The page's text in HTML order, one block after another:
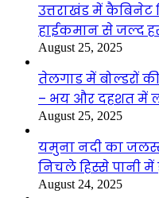
उत्तराखंड में कैबिनेट
हाईकमान से जल्द
August 25, 2025
तेलगाड में बोल्डरों
– भय और दहशत में
August 25, 2025
यमुना नदी का
निचले हिस्से पानी में
August 24, 2025